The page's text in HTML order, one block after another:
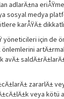
adlarÄ±na
sosyal medya
karÅŸÄ±
için de
zararlÄ±
veya kötü